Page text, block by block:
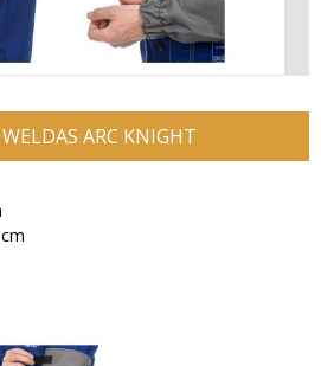
ARC KNIGHT